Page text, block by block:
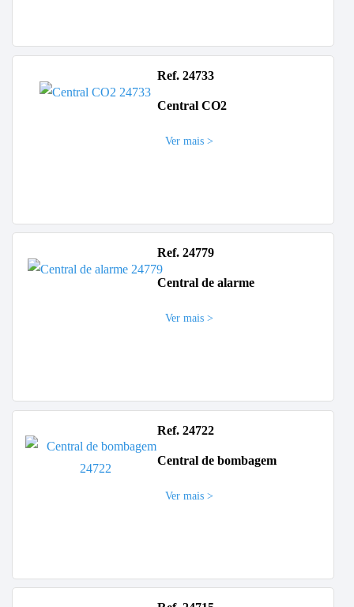
Ref. 24733
Central CO2
Ver mais >
Ref. 24779
Central de alarme
Ver mais >
Ref. 24722
Central de bombagem
Ver mais >